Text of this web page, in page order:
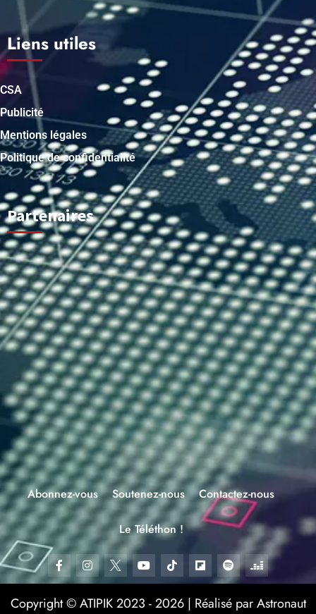
Liens utiles
CSA
Publicité
Mentions légales
Politique de confidentialité
Partenaires
Abonnez-vous Soutenez-nous Contactez-nous
Le Téléthon !
Copyright © ATIPIK 2023 - 2026 | Réalisé par Astronaut